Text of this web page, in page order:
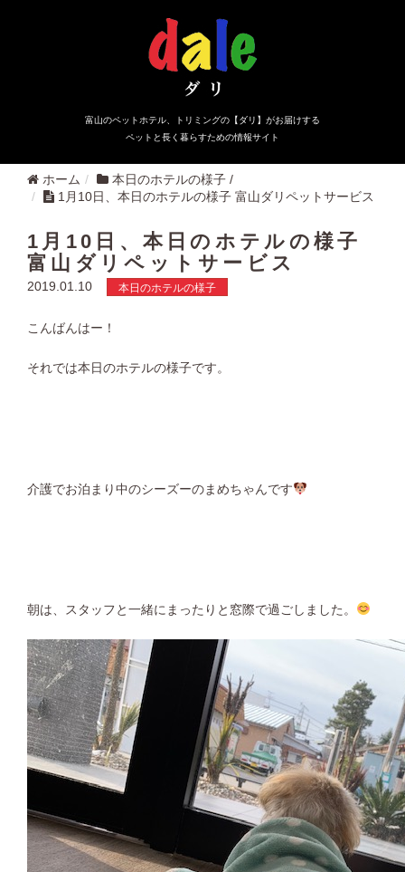
富山のペットホテル、トリミングの【ダリ】がお届けする
ペットと長く暮らすための情報サイト
ホーム 本日のホテルの様子 /
1月10日、本日のホテルの様子 富山ダリペットサービス
1月10日、本日のホテルの様子
富山ダリペットサービス
2019.01.10 本日のホテルの様子
こんばんはー！
それでは本日のホテルの様子です。
介護でお泊まり中のシーズーのまめちゃんです
朝は、スタッフと一緒にまったりと窓際で過ごしました。